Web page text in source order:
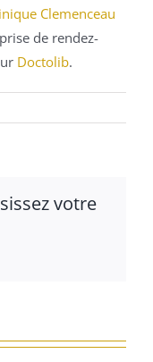
Clemenceau
de rendez-
Doctolib.
votre